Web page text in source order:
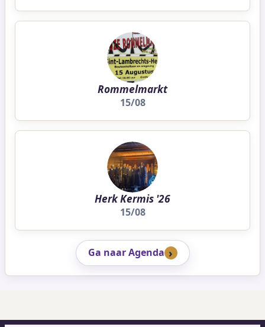
Rommelmarkt
15/08
Herk Kermis '26
15/08
Ga naar Agenda